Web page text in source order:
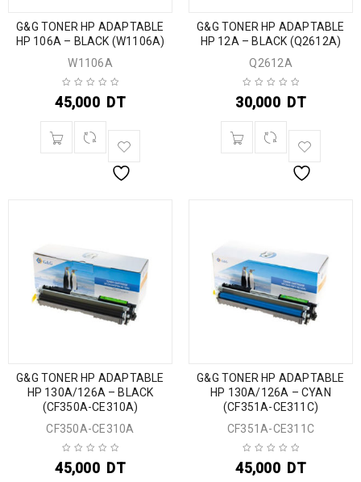
G&G TONER HP ADAPTABLE
HP 106A – BLACK (W1106A)
W1106A
45,000 DT
G&G TONER HP ADAPTABLE
HP 12A – BLACK (Q2612A)
Q2612A
30,000 DT
G&G TONER HP ADAPTABLE
HP 130A/126A – BLACK
(CF350A-CE310A)
CF350A-CE310A
45,000 DT
G&G TONER HP ADAPTABLE
HP 130A/126A – CYAN
(CF351A-CE311C)
CF351A-CE311C
45,000 DT